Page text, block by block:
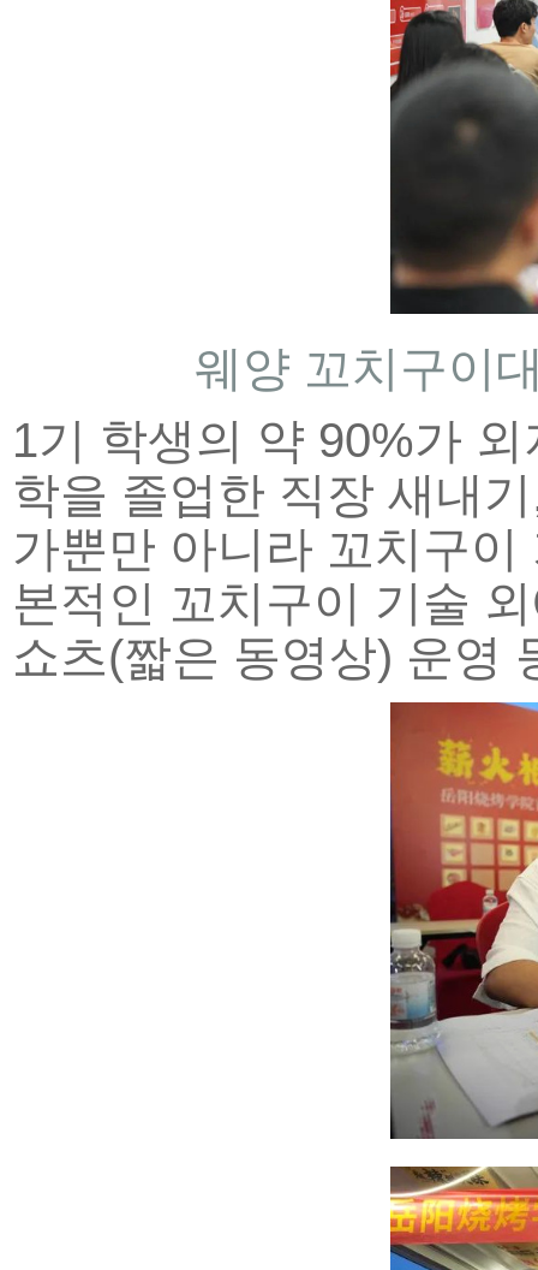
웨양 꼬치구이
1기 학생의 약 90%가
학을 졸업한 직장 새내
가뿐만 아니라 꼬치구
본적인 꼬치구이 기술
쇼츠(짧은 동영상) 운영